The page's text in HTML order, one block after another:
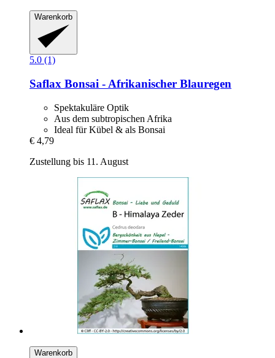
Warenkorb
5.0 (1)
Saflax Bonsai -​ Afrikanischer Blauregen
Spektakuläre Optik
Aus dem subtropischen Afrika
Ideal für Kübel & als Bonsai
€ 4,79
Zustellung bis 11. August
Warenkorb